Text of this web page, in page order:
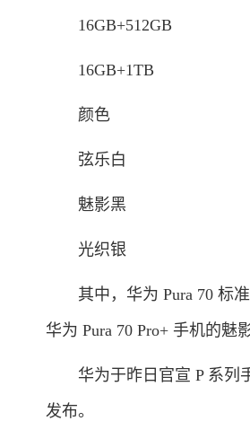
16GB+512GB
16GB+1TB
颜色
弦乐白
魅影黑
光织银
其中，华为 Pura 70 标准
华为 Pura 70 Pro+ 手机的
华为于昨日官宣 P 系列手
发布。